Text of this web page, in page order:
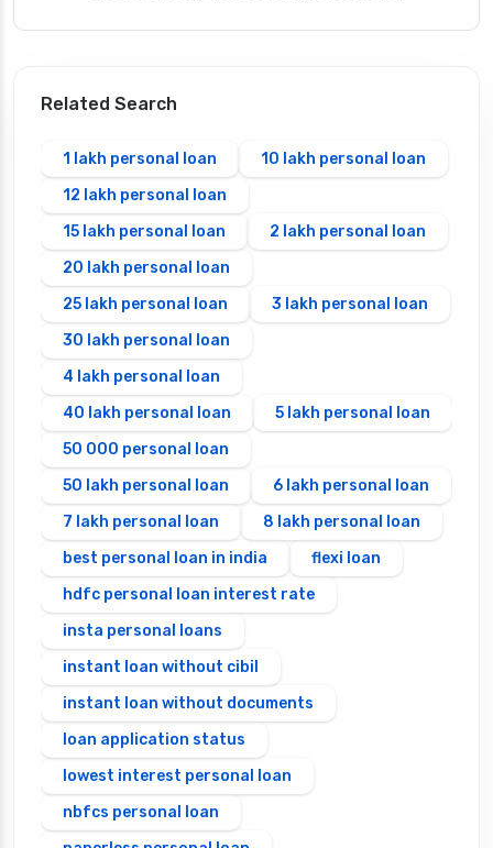
Related Search
1 lakh personal loan
10 lakh personal loan
12 lakh personal loan
15 lakh personal loan
2 lakh personal loan
20 lakh personal loan
25 lakh personal loan
3 lakh personal loan
30 lakh personal loan
4 lakh personal loan
40 lakh personal loan
5 lakh personal loan
50 000 personal loan
50 lakh personal loan
6 lakh personal loan
7 lakh personal loan
8 lakh personal loan
best personal loan in india
flexi loan
hdfc personal loan interest rate
insta personal loans
instant loan without cibil
instant loan without documents
loan application status
lowest interest personal loan
nbfcs personal loan